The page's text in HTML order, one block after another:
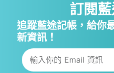
訂閱
追蹤藍途記帳，給你
新資訊！